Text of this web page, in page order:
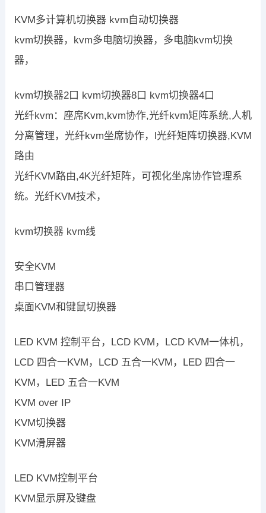
KVM多计算机切换器 kvm自动切换器
kvm切换器，kvm多电脑切换器，多电脑kvm切换
器，
kvm切换器2口 kvm切换器8口 kvm切换器4口
光纤kvm：座席Kvm,kvm协作,光纤kvm矩阵系统,人机
分离管理，光纤kvm坐席协作，l光纤矩阵切换器,KVM
路由
光纤KVM路由,4K光纤矩阵，可视化坐席协作管理系
统。光纤KVM技术，
kvm切换器 kvm线
安全KVM
串口管理器
桌面KVM和键鼠切换器
LED KVM 控制平台，LCD KVM，LCD KVM一体机，
LCD 四合一KVM，LCD 五合一KVM，LED 四合一
KVM，LED 五合一KVM
KVM over IP
KVM切换器
KVM滑屏器
LED KVM控制平台
KVM显示屏及键盘